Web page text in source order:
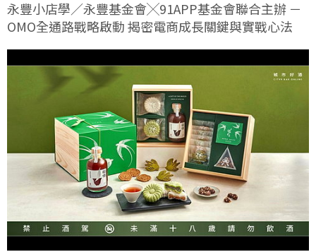
永豐小店學／永豐基金會╳91APP基金會聯合主辦 －
OMO全通路戰略啟動 揭密電商成長關鍵與實戰心法